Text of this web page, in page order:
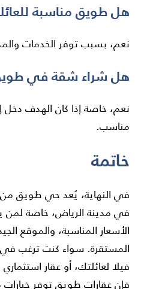
هل طويق مناسبة
نعم، بسبب توفر الخدمات
هل شراء شقة في
نعم، خاصة إذا كان الهدف دخل
مناسب.
خاتمة
في النهاية، يُعد حي طويق من
في مدينة الرياض، خاصة لمن
الأسعار المناسبة، والموقع
المستقرة. سواء كنت ترغب
فيلا لعائلتك، أو عقار
فإن عقارات طويق توفر